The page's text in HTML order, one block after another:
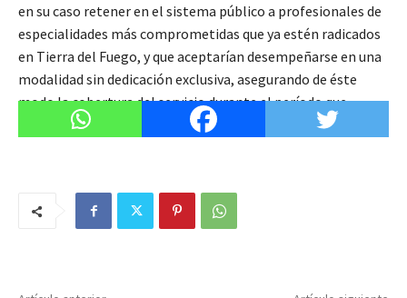
en su caso retener en el sistema público a profesionales de
especialidades más comprometidas que ya estén radicados
en Tierra del Fuego, y que aceptarían desempeñarse en una
modalidad sin dedicación exclusiva, asegurando de éste
modo la cobertura del servicio durante el período que
demande recomponer los planteles profesionales”.